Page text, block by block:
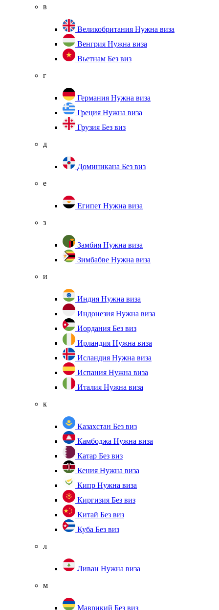
в
Великобритания Нужна виза
Венгрия Нужна виза
Вьетнам Без виз
г
Германия Нужна виза
Греция Нужна виза
Грузия Без виз
д
Доминикана Без виз
е
Египет Нужна виза
з
Замбия Нужна виза
Зимбабве Нужна виза
и
Индия Нужна виза
Индонезия Нужна виза
Иордания Без виз
Ирландия Нужна виза
Исландия Нужна виза
Испания Нужна виза
Италия Нужна виза
к
Казахстан Без виз
Камбоджа Нужна виза
Катар Без виз
Кения Нужна виза
Кипр Нужна виза
Киргизия Без виз
Китай Без виз
Куба Без виз
л
Ливан Нужна виза
м
Маврикий Без виз